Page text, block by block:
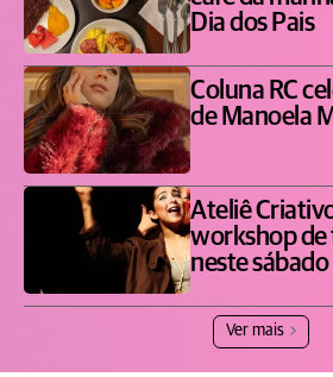
Dia dos Pais
Coluna RC
de Manoela
Ateliê
workshop de
neste sábado
Ver mais